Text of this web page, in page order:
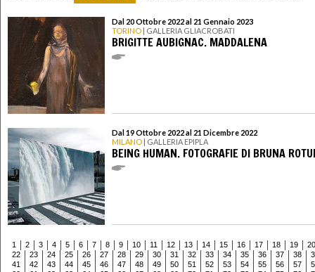
Dal 20 Ottobre 2022 al 21 Gennaio 2023
TORINO | GALLERIA GLIACROBATI
BRIGITTE AUBIGNAC. MADDALENA
Dal 19 Ottobre 2022 al 21 Dicembre 2022
MILANO | GALLERIA EPIPLA
BEING HUMAN. FOTOGRAFIE DI BRUNA
1 2 3 4 5 6 7 8 9 10 11 12 13 14 15 16 17 18 19
20
22
23 24 25 26 27 28 29 30 31 32 33 34 35 36 37 38
41
42 43 44 45 46 47 48 49 50 51 52 53 54 55 56 57